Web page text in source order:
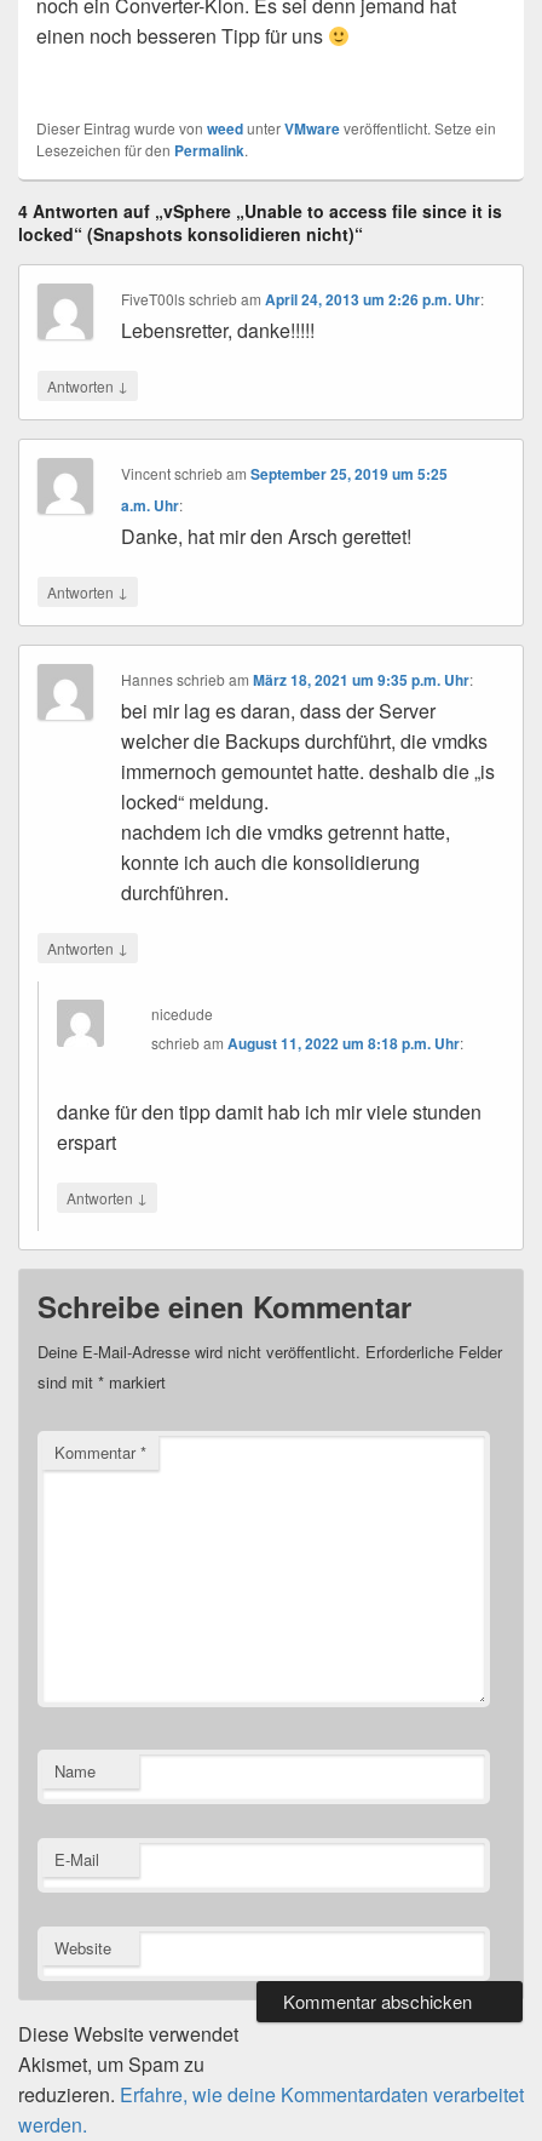
noch ein Converter-Klon. Es sei denn jemand hat
einen noch besseren Tipp für uns
Dieser Eintrag wurde von weedunterVMwareveröffentlicht. Setze ein
Lesezeichen für den Permalink.
4 Antworten auf „vSphere „Unable to access file since it is
locked“ (Snapshots konsolidieren nicht)“
FiveT00ls schriebamApril 24, 2013 um 2:26 p.m. Uhr:
Lebensretter, danke!!!!!
Antworten ↓
Vincent schriebamSeptember 25, 2019 um 5:25
a.m. Uhr:
Danke, hat mir den Arsch gerettet!
Antworten ↓
Hannes schriebamMärz 18, 2021 um 9:35 p.m. Uhr:
bei mir lag es daran, dass der Server
welcher die Backups durchführt, die vmdks
immernoch gemountet hatte. deshalb die „is
locked“ meldung.
nachdem ich die vmdks getrennt hatte,
konnte ich auch die konsolidierung
durchführen.
Antworten ↓
nicedude
schriebamAugust 11, 2022 um 8:18 p.m. Uhr:
danke für den tipp damit hab ich mir viele stunden
erspart
Antworten ↓
Schreibe einen Kommentar
Deine E-Mail-Adresse wird nicht veröffentlicht. Erforderliche Felder
sind mit * markiert
Kommentar*
Name
E-Mail
Website
Diese Website verwendet
Akismet, um Spam zu
reduzieren. Erfahre, wie deine Kommentardaten verarbeitet
werden.